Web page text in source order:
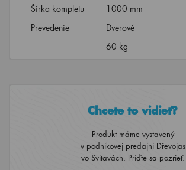
Šírka kompletu
1000 mm
Prevedenie
Dverové
60 kg
Chcete to vidieť?
Produkt máme vystavený
v podnikovej predajni Dřevojas
vo Svitavách. Príďte sa pozrieť.